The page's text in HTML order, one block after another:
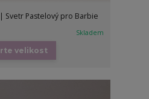
Svetr Pastelový pro Barbie
Skladem
velikost